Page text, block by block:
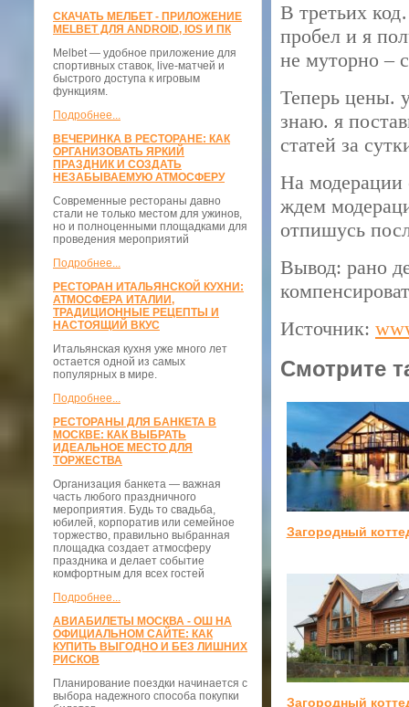
СКАЧАТЬ МЕЛБЕТ - ПРИЛОЖЕНИЕ
MELBET ДЛЯ ANDROID, IOS И ПК
Melbet — удобное приложение для
спортивных ставок, live-матчей и
быстрого доступа к игровым
функциям.
Подробнее...
ВЕЧЕРИНКА В РЕСТОРАНЕ: КАК
ОРГАНИЗОВАТЬ ЯРКИЙ
ПРАЗДНИК И СОЗДАТЬ
НЕЗАБЫВАЕМУЮ АТМОСФЕРУ
Современные рестораны давно
стали не только местом для ужинов,
но и полноценными площадками для
проведения мероприятий
Подробнее...
РЕСТОРАН ИТАЛЬЯНСКОЙ КУХНИ:
АТМОСФЕРА ИТАЛИИ,
ТРАДИЦИОННЫЕ РЕЦЕПТЫ И
НАСТОЯЩИЙ ВКУС
Итальянская кухня уже много лет
остается одной из самых
популярных в мире.
Подробнее...
РЕСТОРАНЫ ДЛЯ БАНКЕТА В
МОСКВЕ: КАК ВЫБРАТЬ
ИДЕАЛЬНОЕ МЕСТО ДЛЯ
ТОРЖЕСТВА
Организация банкета — важная
часть любого праздничного
мероприятия. Будь то свадьба,
юбилей, корпоратив или семейное
торжество, правильно выбранная
площадка создает атмосферу
праздника и делает событие
комфортным для всех гостей
Подробнее...
АВИАБИЛЕТЫ МОСКВА - ОШ НА
ОФИЦИАЛЬНОМ САЙТЕ: КАК
КУПИТЬ ВЫГОДНО И БЕЗ ЛИШНИХ
РИСКОВ
Планирование поездки начинается с
выбора надежного способа покупки
В третьих
пробел и я
не муторно –
Теперь цены.
знаю. я
статей за
На модерации
ждем
отпишусь
Вывод: рано
Источник:
Смотрите
Загородный
Загородный